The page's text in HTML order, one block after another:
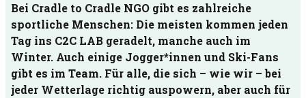
Bei Cradle to Cradle NGO gibt es zahlreiche
sportliche Menschen: Die meisten kommen jeden
Tag ins C2C LAB geradelt, manche auch im
Winter. Auch einige Jogger*innen und Ski-Fans
gibt es im Team. Für alle, die sich – wie wir – bei
jeder Wetterlage richtig auspowern, aber auch für